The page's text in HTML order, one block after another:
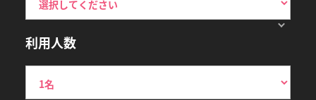
利用人数